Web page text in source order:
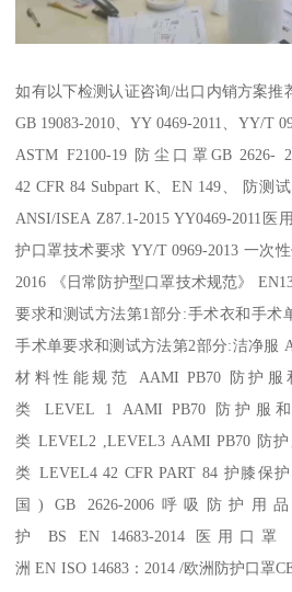
如有以下检测认证咨询/出口内销方案推
GB 19083-2010、YY 0469-2011、YY/T
ASTM F2100-19 防尘口罩GB 2626-
42 CFR 84 Subpart K、EN 149、 防测试
ANSI/ISEA Z87.1-2015 YY0469-2011医
护口罩技术要求 YY/T 0969-2013 一次
2016 《日常防护型口罩技术规范》
要求和测试方法第1部分:手术衣和手术
手术单要求和测试方法第2部分:洁净服
材料性能规范 AAMI PB70 防护
类 LEVEL 1 AAMI PB70 防护服
类 LEVEL2 ,LEVEL3 AAMI PB70 防
类 LEVEL4 42 CFR PART 84 护膝保
国) GB 2626-2006呼吸防护用
护 BS EN 14683-2014 医用口
洲 EN ISO 14683：2014 /欧洲防护口罩